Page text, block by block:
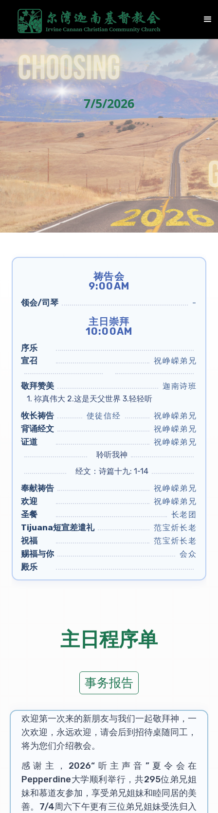
7/5/2026
祷告会
9:00AM
领会/司琴 -
主日崇拜
10:00AM
序乐
宣召
祝峥嵘弟兄
敬拜赞美
迦南诗班
1. 祢真伟大 2.这是天父世界 3.轻轻听
牧长祷告 使徒信经 祝峥嵘弟兄
背诵经文 祝峥嵘弟兄
证道
祝峥嵘弟兄
聆听我神
经文：诗篇十九: 1-14
奉献祷告 祝峥嵘弟兄
欢迎 祝峥嵘弟兄
圣餐 长老团
Tijuana短宣差遣礼 范宝炘长老
祝福 范宝炘长老
赐福与你 会众
殿乐
主日程序单
事务报告
欢迎第一次来的新朋友与我们一起敬拜神，一
次欢迎，永远欢迎，请会后到招待桌随同工，
将为您们介绍教会。
感谢主，2026“听主声音”夏令会在
Pepperdine大学顺利举行，共295位弟兄姐
妹和慕道友参加，享受弟兄姐妹和睦同居的美
善。7/4周六下午更有三位弟兄姐妹受洗归入